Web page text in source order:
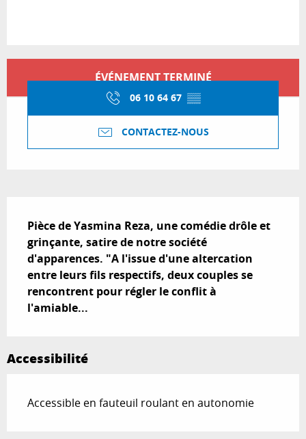
Ouverture et coordonnées
ÉVÉNEMENT TERMINÉ
06 10 64 67 ▒▒
CONTACTEZ-NOUS
Pièce de Yasmina Reza, une comédie drôle et
grinçante, satire de notre société
d'apparences. "A l'issue d'une altercation
entre leurs fils respectifs, deux couples se
rencontrent pour régler le conflit à
l'amiable...
Accessibilité
Accessible en fauteuil roulant en autonomie